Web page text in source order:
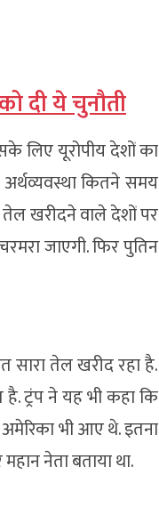
दी ये चुनौती
लिए यूरोपीय देशों का
कितने समय
खरीदने वाले देशों पर
जाएगी. फिर पुतिन
सारा तेल खरीद रहा है.
ट्रंप ने यह भी कहा कि
भी आए थे. इतना
नेता बताया था.